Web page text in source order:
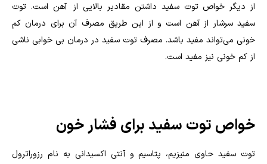
از دیگر خواص توت سفید داشتن مقادیر بالایی از آهن است. توت
سفید سرشار از آهن است و از این طریق مصرف آن برای درمان کم
خونی می‌تواند مفید باشد. مصرف توت سفید در درمان بی خوابی ناشی
از کم خونی نیز مفید است.
خواص توت سفید برای فشار خون
توت سفید حاوی منیزیم، پتاسیم و آنتی اکسیدانی به نام رزوراترول